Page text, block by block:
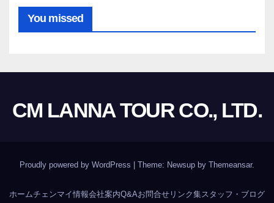
You missed
CM LANNA TOUR CO., LTD.
Proudly powered by WordPress Theme: Newsup by Themeansar.
ホームチェンマイ情報会社案内Q&Aお問合せ リンク集スタッフ・ブログ